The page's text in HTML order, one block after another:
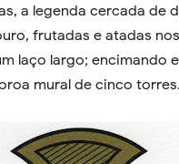
a legenda cercada de
frutadas e atadas
laço largo; encimando
mural de cinco torres.